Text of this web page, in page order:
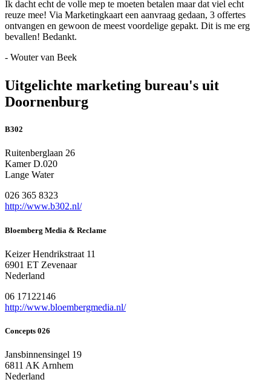
Ik dacht echt de volle mep te moeten betalen maar dat viel echt
reuze mee! Via Marketingkaart een aanvraag gedaan, 3 offertes
ontvangen en gewoon de meest voordelige gepakt. Dit is me erg
bevallen! Bedankt.
- Wouter van Beek
Uitgelichte marketing bureau's uit
Doornenburg
B302
Ruitenberglaan 26
Kamer D.020
Lange Water
026 365 8323
http://www.b302.nl/
Bloemberg Media & Reclame
Keizer Hendrikstraat 11
6901 ET Zevenaar
Nederland
06 17122146
http://www.bloembergmedia.nl/
Concepts 026
Jansbinnensingel 19
6811 AK Arnhem
Nederland